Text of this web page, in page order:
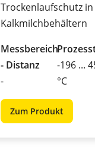
Trockenlaufschutz in
Kalkmilchbehältern
Messbereich
- Distanz
-
-196 ...
°C
Zum Produkt